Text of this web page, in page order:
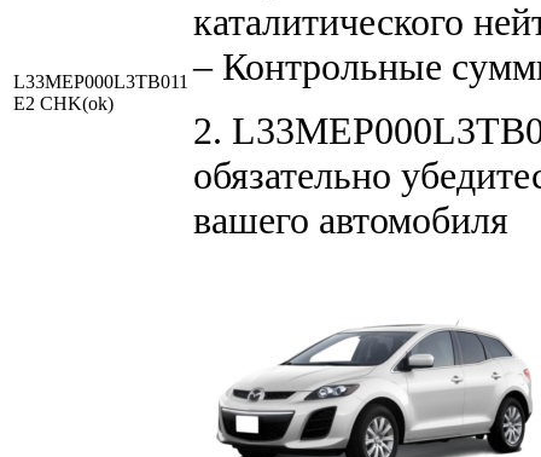
L33MEP000L3TB011
E2 CHK(ok)
каталитического
– Контрольные
2.
обязательно
вашего автомобиля